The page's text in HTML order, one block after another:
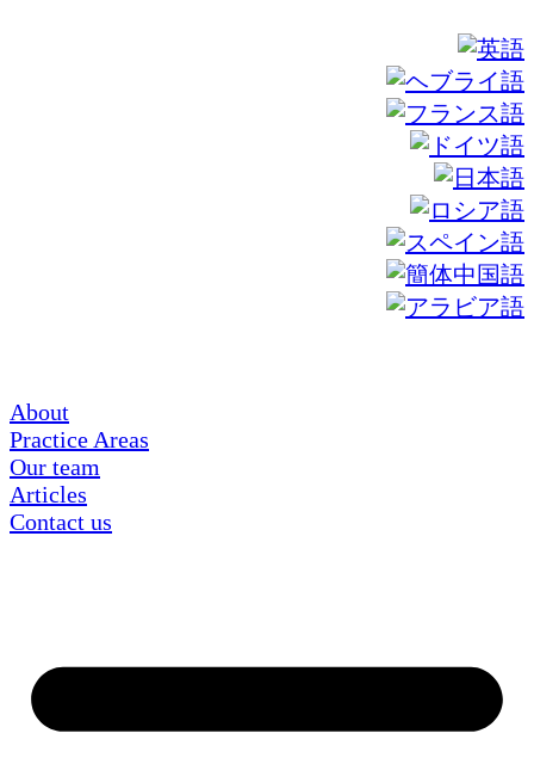
About
Practice Areas
Our team
Articles
Contact us